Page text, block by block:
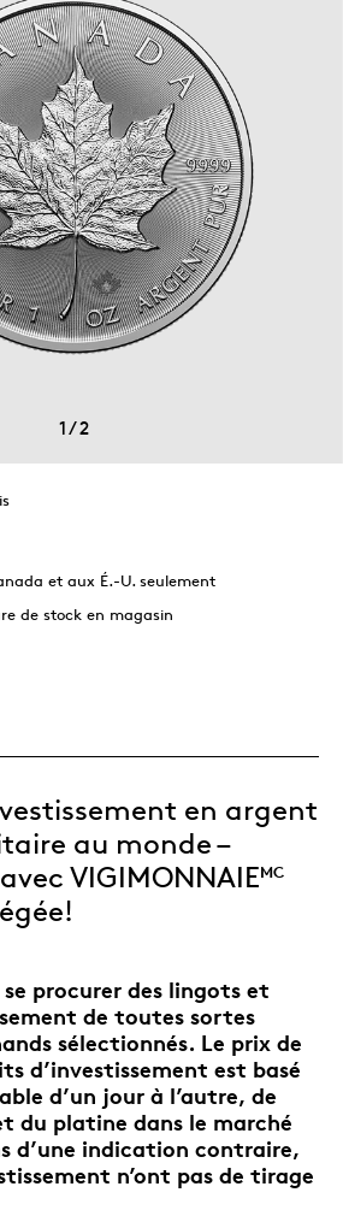
1/2
et aux É.-U. seulement
de stock en magasin
en argent
au monde –
VIGIMONNAIEMC
procurer des lingots et
de toutes sortes
sélectionnés. Le prix de
d’investissement est basé
d’un jour à l’autre, de
du platine dans le marché
d’une indication contraire,
n’ont pas de tirage